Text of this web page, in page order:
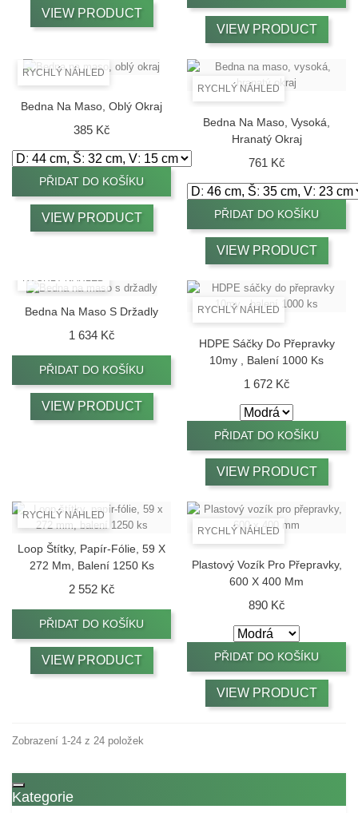
Toggle navigation
Kategorie
VIEW PRODUCT
VIEW PRODUCT
RYCHLÝ NÁHLED
Bedna Na Maso, Oblý Okraj
385 KčCena
PŘIDAT DO KOŠÍKU
VIEW PRODUCT
RYCHLÝ NÁHLED
Bedna Na Maso, Vysoká,
Hranatý Okraj
761 KčCena
PŘIDAT DO KOŠÍKU
VIEW PRODUCT
RYCHLÝ NÁHLED
Bedna Na Maso S Držadly
1 634 KčCena
PŘIDAT DO KOŠÍKU
VIEW PRODUCT
RYCHLÝ NÁHLED
HDPE Sáčky Do Přepravky
10my , Balení 1000 Ks
1 672 KčCena
PŘIDAT DO KOŠÍKU
VIEW PRODUCT
RYCHLÝ NÁHLED
Loop Štítky, Papír-Fólie, 59 X
272 Mm, Balení 1250 Ks
2 552 KčCena
PŘIDAT DO KOŠÍKU
VIEW PRODUCT
RYCHLÝ NÁHLED
Plastový Vozík Pro Přepravky,
600 X 400 Mm
890 KčCena
PŘIDAT DO KOŠÍKU
VIEW PRODUCT
Zobrazení 1-24 z 24 položek